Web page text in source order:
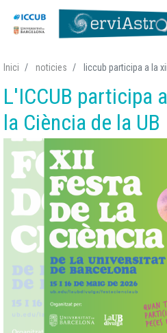
Vés
Inici noticies liccub participa a la
L'ICCUB participa
la Ciència de la UB